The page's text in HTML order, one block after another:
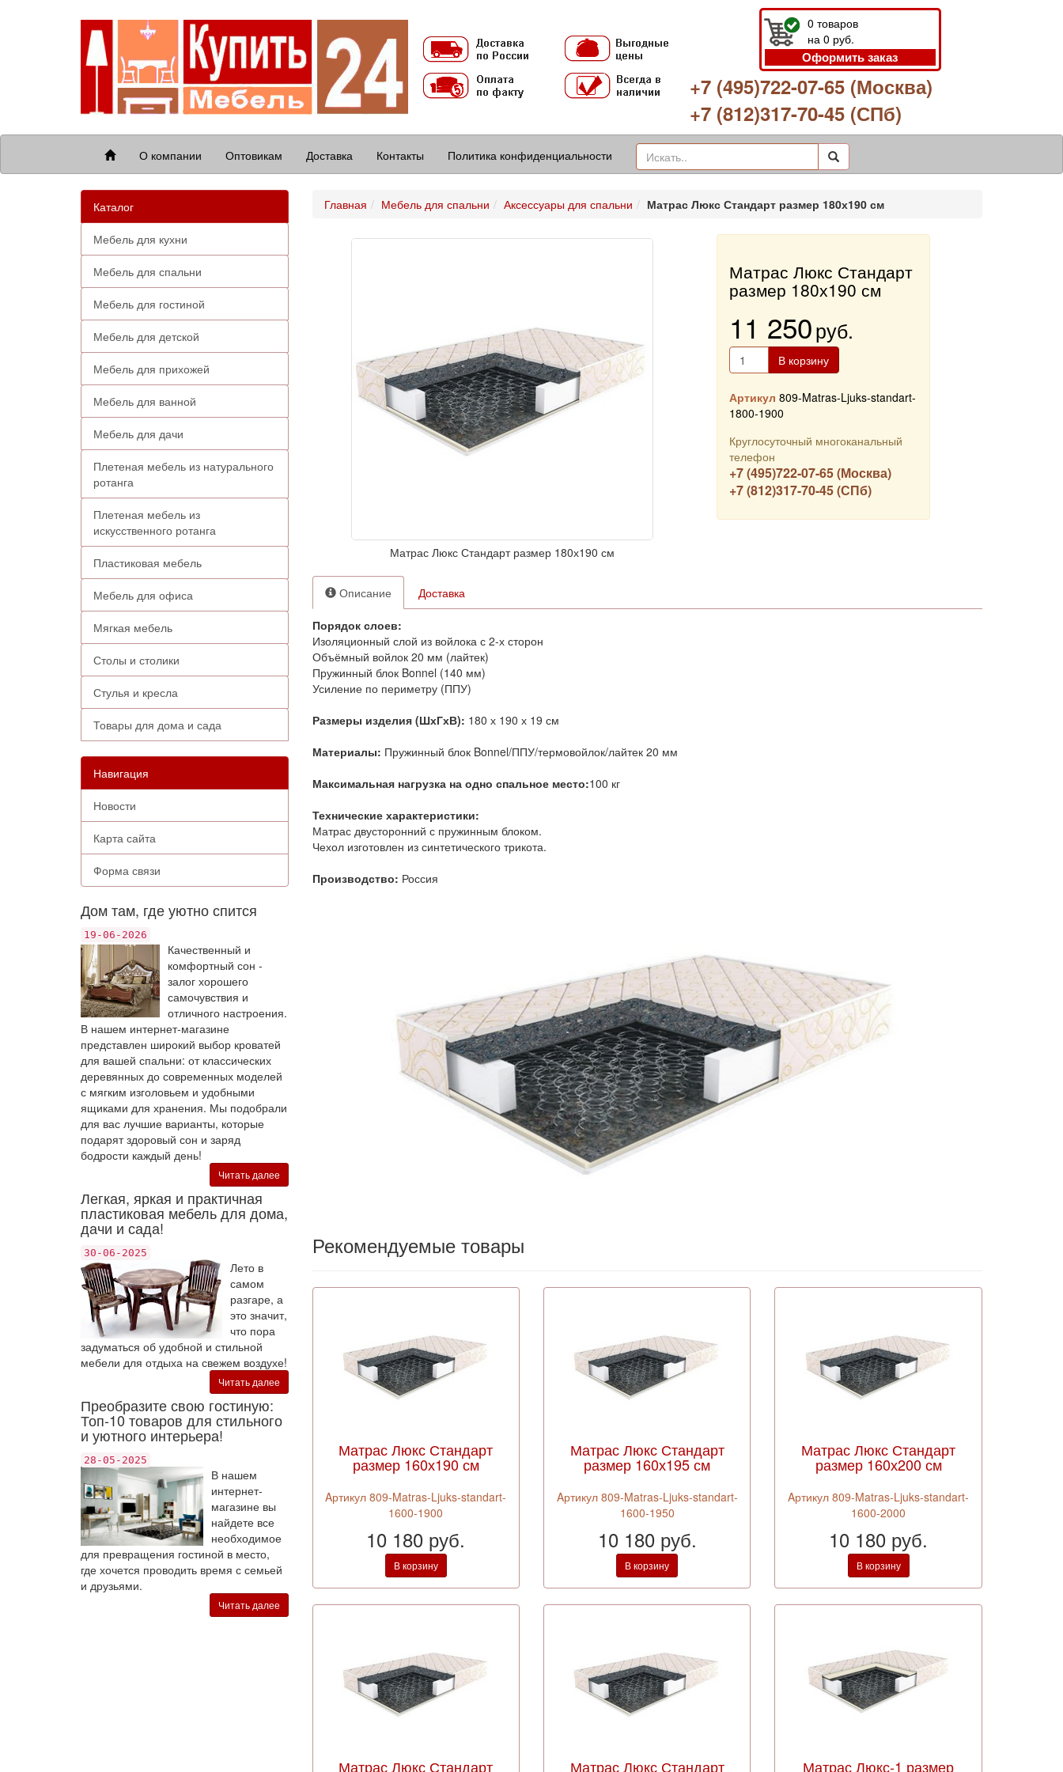
0 товаров
на 0 руб.
Оформить заказ
+7 (495)722-07-65 (Москва)
+7 (812)317-70-45 (СПб)
О компании Оптовикам Доставка Контакты Политика конфиденциальности
Каталог
Мебель для кухни
Мебель для спальни
Мебель для гостиной
Мебель для детской
Мебель для прихожей
Мебель для ванной
Мебель для дачи
Плетеная мебель из натурального
ротанга
Плетеная мебель из
искусственного ротанга
Пластиковая мебель
Мебель для офиса
Мягкая мебель
Столы и столики
Стулья и кресла
Товары для дома и сада
Навигация
Новости
Карта сайта
Форма связи
Дом там, где уютно спится
19-06-2026
Качественный и
комфортный сон -
залог хорошего
самочувствия и
отличного настроения.
В нашем интернет-магазине
представлен широкий выбор кроватей
для вашей спальни: от классических
деревянных до современных моделей
с мягким изголовьем и удобными
ящиками для хранения. Мы подобрали
для вас лучшие варианты, которые
подарят здоровый сон и заряд
бодрости каждый день!
Читать далее
Легкая, яркая и практичная
пластиковая мебель для дома,
дачи и сада!
30-06-2025
Лето в
самом
разгаре, а
это значит,
что пора
задуматься об удобной и стильной
мебели для отдыха на свежем воздухе!
Читать далее
Преобразите свою гостиную:
Топ-10 товаров для стильного
и уютного интерьера!
28-05-2025
В нашем
интернет-
магазине вы
найдете все
необходимое
для превращения гостиной в место,
где хочется проводить время с семьей
и друзьями.
Читать далее
Главная Мебель для спальни Аксессуары для спальни Матрас Люкс Стандарт размер 180х190 см
Матрас Люкс Стандарт размер 180х190 см
Матрас Люкс Стандарт
размер 180х190 см
11 250руб.
В корзину
Артикул 809-Matras-Ljuks-standart-
1800-1900
Круглосуточный многоканальный
телефон
+7 (495)722-07-65 (Москва)
+7 (812)317-70-45 (СПб)
Описание Доставка
Порядок слоев:
Изоляционный слой из войлока с 2-х сторон
Объёмный войлок 20 мм (лайтек)
Пружинный блок Bonnel (140 мм)
Усиление по периметру (ППУ)
Размеры изделия (ШхГхВ): 180 х 190 х 19 см
Материалы: Пружинный блок Bonnel/ППУ/термовойлок/лайтек 20 мм
Максимальная нагрузка на одно спальное место:100 кг
Технические характеристики:
Матрас двусторонний с пружинным блоком.
Чехол изготовлен из синтетического трикота.
Производство: Россия
Рекомендуемые товары
Матрас Люкс Стандарт
размер 160х190 см
Aртикул 809-Matras-Ljuks-standart-
1600-1900
10 180 руб.
В корзину
Матрас Люкс Стандарт
размер 160х195 см
Aртикул 809-Matras-Ljuks-standart-
1600-1950
10 180 руб.
В корзину
Матрас Люкс Стандарт
размер 160х200 см
Aртикул 809-Matras-Ljuks-standart-
1600-2000
10 180 руб.
В корзину
Матрас Люкс Стандарт Матрас Люкс Стандарт Матрас Люкс-1 размер